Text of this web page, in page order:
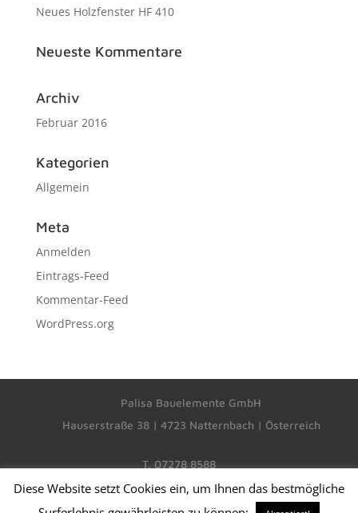
Neues Holzfenster HF 410
Neueste Kommentare
Archiv
Februar 2016
Kategorien
Allgemein
Meta
Anmelden
Eintrags-Feed
Kommentar-Feed
WordPress.org
Palisa Bauelemente GmbH
Hauserstraße 38 | 4723 Natternbach | Österreich
T. 07278 8588
M. office@palisa.at
Diese Website setzt Cookies ein, um Ihnen das bestmögliche